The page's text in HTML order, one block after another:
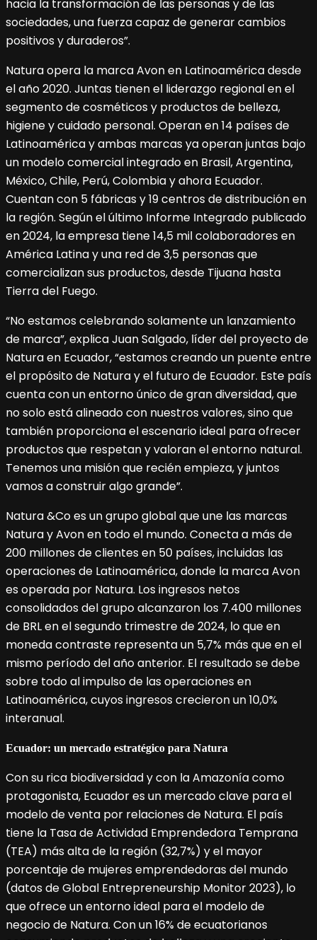
hacia la transformación de las personas y de las
sociedades, una fuerza capaz de generar cambios
positivos y duraderos”.
Natura opera la marca Avon en Latinoamérica desde
el año 2020. Juntas tienen el liderazgo regional en el
segmento de cosméticos y productos de belleza,
higiene y cuidado personal. Operan en 14 países de
Latinoamérica y ambas marcas ya operan juntas bajo
un modelo comercial integrado en Brasil, Argentina,
México, Chile, Perú, Colombia y ahora Ecuador.
Cuentan con 5 fábricas y 19 centros de distribución en
la región. Según el último Informe Integrado publicado
en 2024, la empresa tiene 14,5 mil colaboradores en
América Latina y una red de 3,5 personas que
comercializan sus productos, desde Tijuana hasta
Tierra del Fuego.
“No estamos celebrando solamente un lanzamiento
de marca”, explica Juan Salgado, líder del proyecto de
Natura en Ecuador, “estamos creando un puente entre
el propósito de Natura y el futuro de Ecuador. Este país
cuenta con un entorno único de gran diversidad, que
no solo está alineado con nuestros valores, sino que
también proporciona el escenario ideal para ofrecer
productos que respetan y valoran el entorno natural.
Tenemos una misión que recién empieza, y juntos
vamos a construir algo grande”.
Natura &Co es un grupo global que une las marcas
Natura y Avon en todo el mundo. Conecta a más de
200 millones de clientes en 50 países, incluidas las
operaciones de Latinoamérica, donde la marca Avon
es operada por Natura. Los ingresos netos
consolidados del grupo alcanzaron los 7.400 millones
de BRL en el segundo trimestre de 2024, lo que en
moneda contraste representa un 5,7% más que en el
mismo período del año anterior. El resultado se debe
sobre todo al impulso de las operaciones en
Latinoamérica, cuyos ingresos crecieron un 10,0%
interanual.
Ecuador: un mercado estratégico para Natura
Con su rica biodiversidad y con la Amazonía como
protagonista, Ecuador es un mercado clave para el
modelo de venta por relaciones de Natura. El país
tiene la Tasa de Actividad Emprendedora Temprana
(TEA) más alta de la región (32,7%) y el mayor
porcentaje de mujeres emprendedoras del mundo
(datos de Global Entrepreneurship Monitor 2023), lo
que ofrece un entorno ideal para el modelo de
negocio de Natura. Con un 16% de ecuatorianos